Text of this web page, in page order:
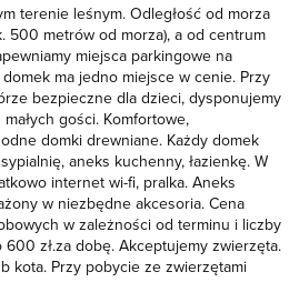
terenie leśnym. Odległość od morza
500 metrów od morza), a od centrum
miejsca parkingowe na
ma jedno miejsce w cenie. Przy
bezpieczne dla dzieci, dysponujemy
gości. Komfortowe,
domki drewniane. Każdy domek
aneks kuchenny, łazienkę. W
internet wi-fi, pralka. Aneks
w niezbędne akcesoria. Cena
w zależności od terminu i liczby
zł.za dobę. Akceptujemy zwierzęta.
kota. Przy pobycie ze zwierzętami